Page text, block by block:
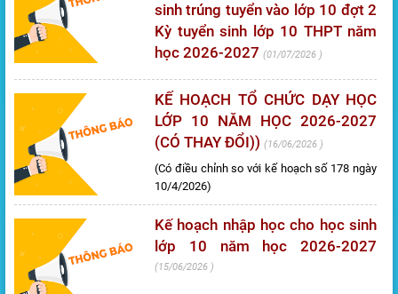
sinh trúng tuyển vào lớp 10 đợt 2
Kỳ tuyển sinh lớp 10 THPT năm
học 2026-2027
01/07/2026
KẾ HOẠCH TỔ CHỨC DẠY HỌC
LỚP 10 NĂM HỌC 2026-2027
(CÓ THAY ĐỔI))
16/06/2026
(Có điều chỉnh so với kế hoạch số 178 ngày
10/4/2026)
Kế hoạch nhập học cho học sinh
lớp 10 năm học 2026-2027
15/06/2026